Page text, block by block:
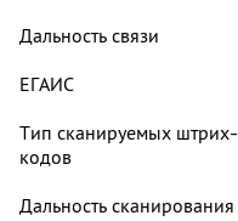
Дальность связи
ЕГАИС
Тип сканируемых штрих-
кодов
Дальность сканирования